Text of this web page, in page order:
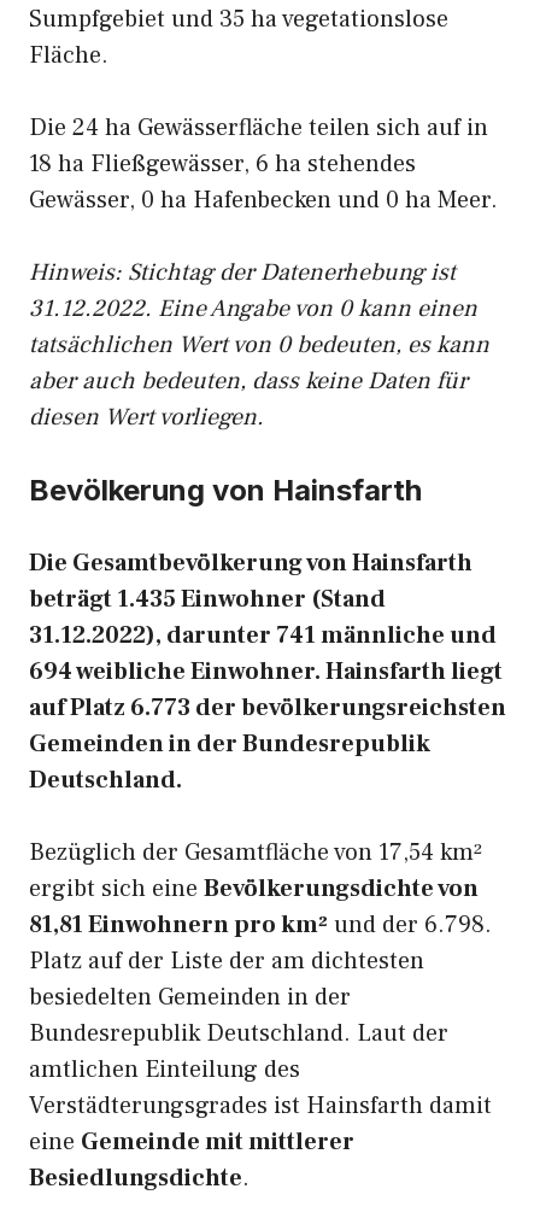
Sumpfgebiet und 35 ha vegetationslose
Fläche.
Die 24 ha Gewässerfläche teilen sich auf in
18 ha Fließgewässer, 6 ha stehendes
Gewässer, 0 ha Hafenbecken und 0 ha Meer.
Hinweis: Stichtag der Datenerhebung ist
31.12.2022. Eine Angabe von 0 kann einen
tatsächlichen Wert von 0 bedeuten, es kann
aber auch bedeuten, dass keine Daten für
diesen Wert vorliegen.
Bevölkerung von Hainsfarth
Die Gesamtbevölkerung von Hainsfarth
beträgt 1.435 Einwohner (Stand
31.12.2022), darunter 741 männliche und
694 weibliche Einwohner. Hainsfarth liegt
auf Platz 6.773 der bevölkerungsreichsten
Gemeinden in der Bundesrepublik
Deutschland.
Bezüglich der Gesamtfläche von 17,54 km²
ergibt sich eine Bevölkerungsdichte von
81,81 Einwohnern pro km² und der 6.798.
Platz auf der Liste der am dichtesten
besiedelten Gemeinden in der
Bundesrepublik Deutschland. Laut der
amtlichen Einteilung des
Verstädterungsgrades ist Hainsfarth damit
eine Gemeinde mit mittlerer
Besiedlungsdichte.